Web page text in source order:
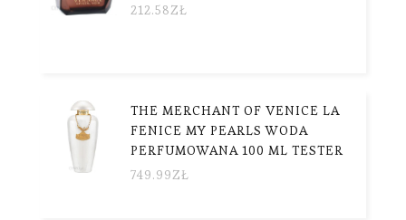
212.58ZŁ
THE MERCHANT OF VENICE LA
FENICE MY PEARLS WODA
PERFUMOWANA 100 ML TESTER
749.99ZŁ